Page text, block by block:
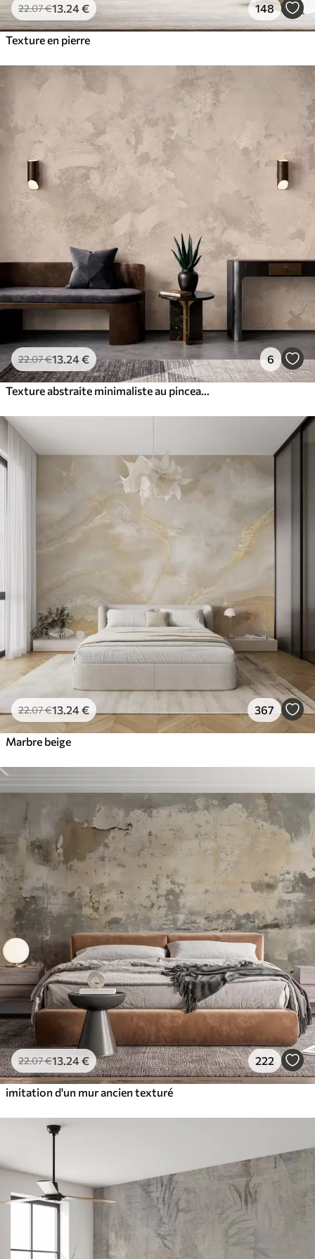
22.07€13 .24€ 148
Texture en pierre
22.07€13 .24€ 6
22.07€13 .24€ 367
Marbre beige
22.07€13 .24€ 222
imitation d'un mur ancien texturé